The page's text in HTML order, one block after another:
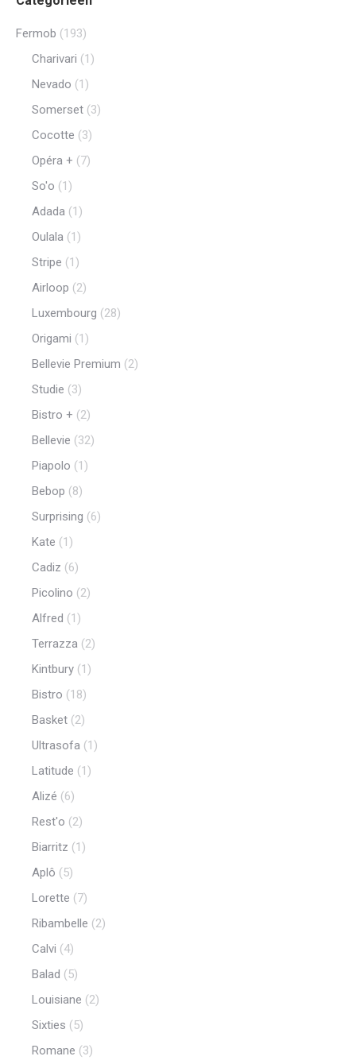
Fermob (193)
Charivari (1)
Nevado (1)
Somerset (3)
Cocotte (3)
Opéra + (7)
So'o (1)
Adada (1)
Oulala (1)
Stripe (1)
Airloop (2)
Luxembourg (28)
Origami (1)
Bellevie Premium (2)
Studie (3)
Bistro + (2)
Bellevie (32)
Piapolo (1)
Bebop (8)
Surprising (6)
Kate (1)
Cadiz (6)
Picolino (2)
Alfred (1)
Terrazza (2)
Kintbury (1)
Bistro (18)
Basket (2)
Ultrasofa (1)
Latitude (1)
Alizé (6)
Rest'o (2)
Biarritz (1)
Aplô (5)
Lorette (7)
Ribambelle (2)
Calvi (4)
Balad (5)
Louisiane (2)
Sixties (5)
Romane (3)